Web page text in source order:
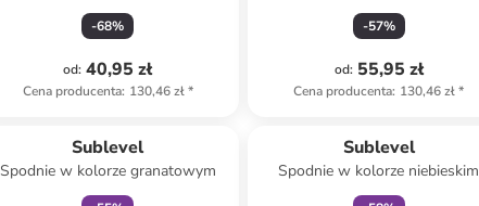
-68%
od: 40,95 zł
Cena producenta: 130,46 zł*
-57%
od: 55,95 zł
Cena producenta: 130,46 zł*
Sublevel
Spodnie w kolorze granatowym
Sublevel
Spodnie w kolorze niebieskim